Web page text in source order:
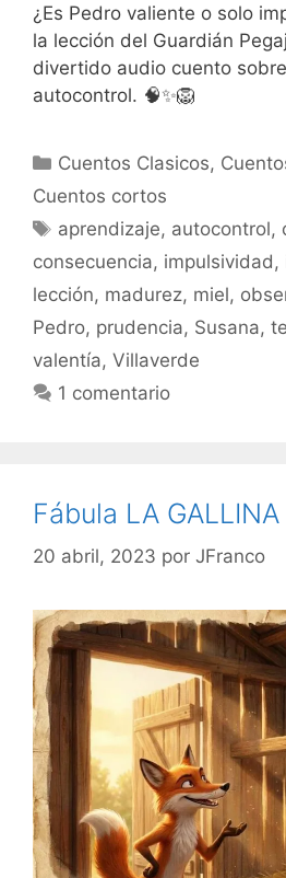
¿Es Pedro valiente o solo
la lección del Guardián
divertido audio cuento
autocontrol. 🧠✨🦁
Categorías
Cuentos Clasicos,
Cuentos cortos
Etiquetas
aprendizaje, autocontrol,
consecuencia, impulsividad,
lección, madurez, miel,
Pedro, prudencia, Susana,
valentía, Villaverde
1 comentario
Fábula LA GALLINA
20 abril, 2023 por JFranco